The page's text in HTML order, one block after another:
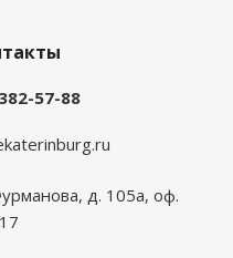
57-88
д. 105а, оф.